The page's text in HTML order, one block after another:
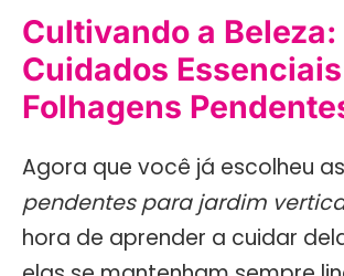
Cultivando a Beleza:
Cuidados
Folhagens
Agora que você já escolheu as
pendentes para jardim
hora de aprender a cuidar